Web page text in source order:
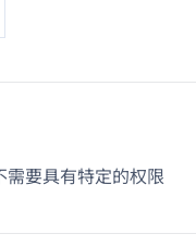
要具有特定的权限